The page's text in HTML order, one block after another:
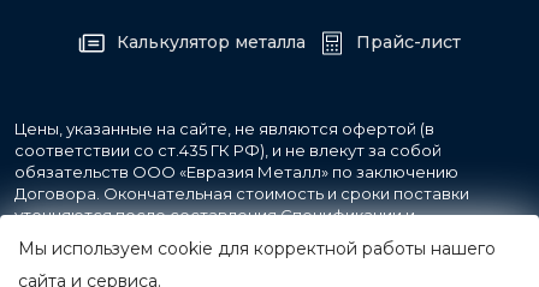
Калькулятор металла Прайс-лист
Цены, указанные на сайте, не являются офертой (в
соответствии со ст.435 ГК РФ), и не влекут за собой
обязательств ООО «Евразия Металл» по заключению
Договора. Окончательная стоимость и сроки поставки
уточняются после составления Спецификации и
фиксируются в Счете на оплату, а также Спецификации на
поставку товара.
Мы используем cookie для корректной работы нашего
сайта и сервиса.